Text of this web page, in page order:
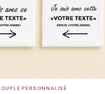
PERSONNALISÉ